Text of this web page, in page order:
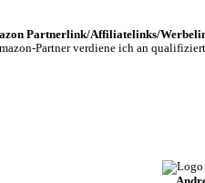
Partnerlink/Affiliatelinks/
Partner verdiene ich an